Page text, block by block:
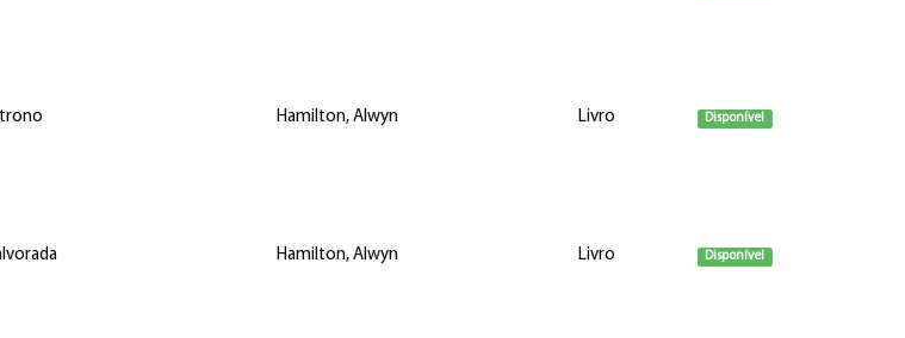
Hamilton, Alwyn Livro Disponível
Hamilton, Alwyn Livro Disponível